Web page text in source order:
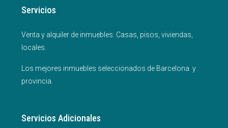
Servicios
Venta y alquiler de inmuebles. Casas, pisos, viviendas,
locales.
Los mejores inmuebles seleccionados de Barcelona y
provincia.
Servicios Adicionales